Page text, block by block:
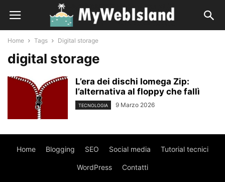
Home Tags Digital storage
digital storage
L’era dei dischi Iomega Zip:
l’alternativa al floppy che fallì
TECNOLOGIA 9 Marzo 2026
Home Blogging SEO Social media Tutorial tecnici
WordPress Contatti